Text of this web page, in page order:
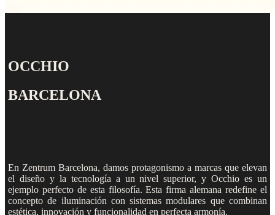
OCCHIO
BARCELONA
En Zentrum Barcelona, damos protagonismo a marcas que elevan
el diseño y la tecnología a un nivel superior, y Occhio es un
ejemplo perfecto de esta filosofía. Esta firma alemana redefine el
concepto de iluminación con sistemas modulares que combinan
estética, innovación y funcionalidad en perfecta armonía.